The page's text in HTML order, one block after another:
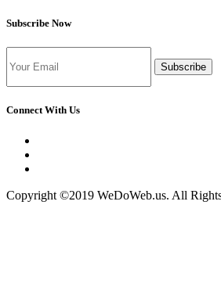
Subscribe Now
Subscribe
Connect With Us
Copyright ©2019 WeDoWeb.us. All